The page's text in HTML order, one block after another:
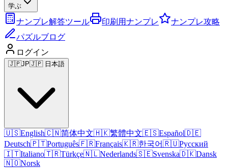
学ぶ
ナンプレ解答ツール 印刷用ナンプレ
ナンプレ攻略
パズルブログ
ログイン
🇯🇵JP🇯🇵 日本語
🇺🇸English🇨🇳简体中文🇭🇰繁體中文🇪🇸Español🇩🇪
Deutsch🇵🇹Português🇫🇷Français🇰🇷한국어🇷🇺Русский
🇮🇹Italiano🇹🇷Türkçe🇳🇱Nederlands🇸🇪Svenska🇩🇰Dansk
🇳🇴Norsk